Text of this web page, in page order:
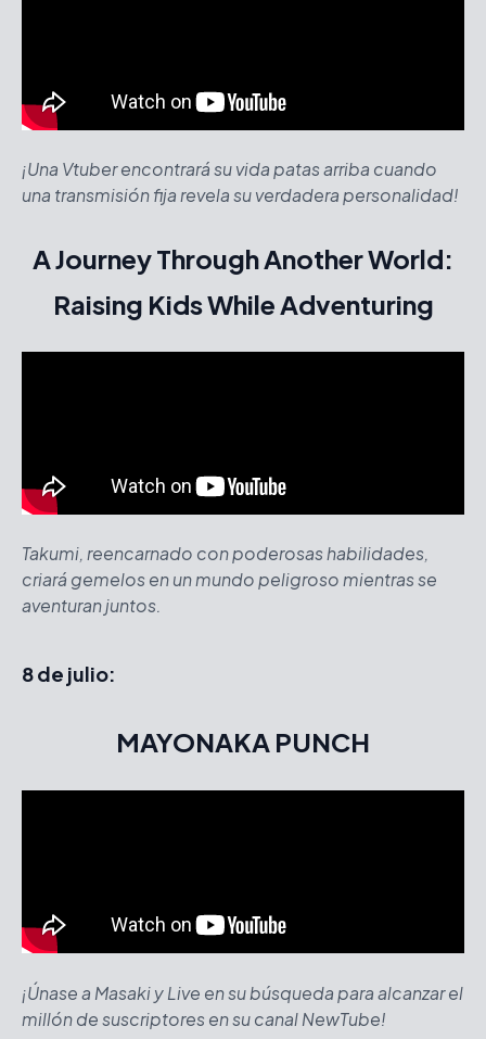
¡Una Vtuber encontrará su vida patas arriba cuando
una transmisión fija revela su verdadera personalidad!
A Journey Through Another World:
Raising Kids While Adventuring
Takumi, reencarnado con poderosas habilidades,
criará gemelos en un mundo peligroso mientras se
aventuran juntos.
8 de julio:
MAYONAKA PUNCH
¡Únase a Masaki y Live en su búsqueda para alcanzar el
millón de suscriptores en su canal NewTube!